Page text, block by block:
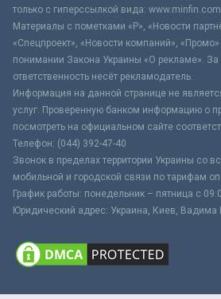
только с гиперссылкой вида:
Материалы с пометками «Р», «Новости
«Спецпроект», «Новости компаний»,
понимании Закона Украины «О рекламе».
ответственность несёт рекламодатель.
Информация на данной странице не
услуг. Проверенную банком информацию о
посмотреть на официальном сайте
Телефон: (044) 392-47-40
Звонок в пределах территории Украины со
мобильной и городской связи по тарифам
График работы: понедельник – пятница с
Юридический адрес: Украина, Киев, Вадима